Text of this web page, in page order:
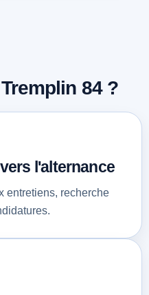
84 ?
l'alternance
entretiens, recherche